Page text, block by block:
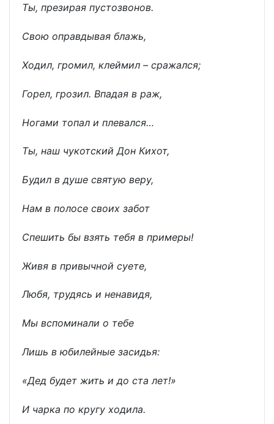
Ты, презирая пустозвонов.
Свою оправдывая блажь,
Ходил, громил, клеймил – сражался;
Горел, грозил. Впадая в раж,
Ногами топал и плевался…
Ты, наш чукотский Дон Кихот,
Будил в душе святую веру,
Нам в полосе своих забот
Спешить бы взять тебя в примеры!
Живя в привычной суете,
Любя, трудясь и ненавидя,
Мы вспоминали о тебе
Лишь в юбилейные засидья:
«Дед будет жить и до ста лет!»
И чарка по кругу ходила.